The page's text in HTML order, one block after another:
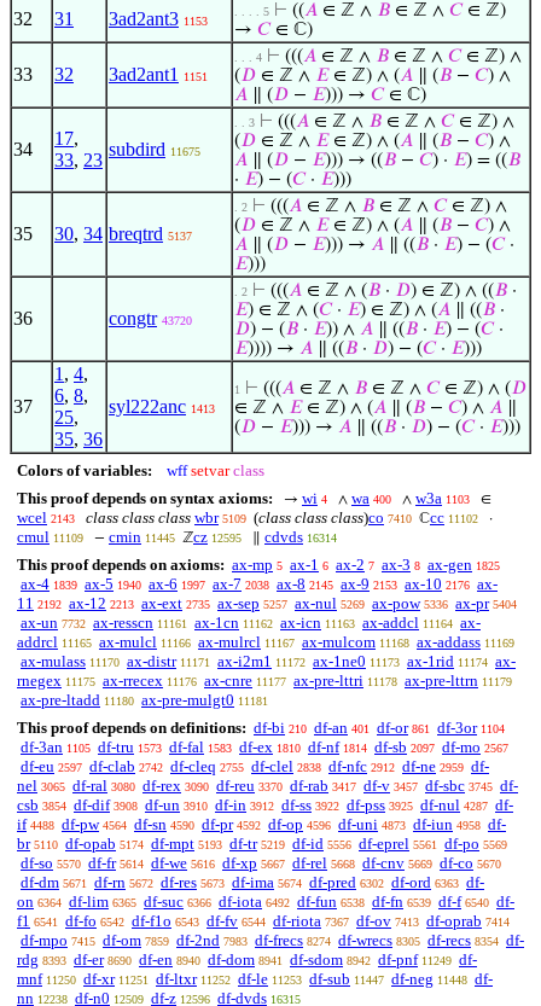
32 31 3ad2ant3 1153
. . . . 5 ⊢ ((𝐴 ∈ ℤ ∧ 𝐵 ∈ ℤ ∧ 𝐶∈ ℤ)
→ 𝐶∈ ℂ)
33 32 3ad2ant1 1151
. . . 4 ⊢ (((𝐴 ∈ ℤ ∧ 𝐵 ∈ ℤ ∧ 𝐶∈ ℤ) ∧
(𝐷 ∈ ℤ ∧ 𝐸∈ ℤ) ∧ (𝐴 ∥ (𝐵 − 𝐶) ∧
𝐴 ∥ (𝐷 − 𝐸))) → 𝐶∈ ℂ)
34
17,
33, 23
subdird 11675
. . 3 ⊢ (((𝐴 ∈ ℤ ∧ 𝐵 ∈ ℤ ∧ 𝐶∈ ℤ) ∧
(𝐷 ∈ ℤ ∧ 𝐸∈ ℤ) ∧ (𝐴 ∥ (𝐵 − 𝐶) ∧
𝐴 ∥ (𝐷 − 𝐸))) → ((𝐵 − 𝐶) · 𝐸) = ((𝐵
· 𝐸) − (𝐶· 𝐸)))
35 30, 34 breqtrd 5137
. 2 ⊢ (((𝐴 ∈ ℤ ∧ 𝐵 ∈ ℤ ∧ 𝐶∈ ℤ) ∧
(𝐷 ∈ ℤ ∧ 𝐸∈ ℤ) ∧ (𝐴 ∥ (𝐵 − 𝐶) ∧
𝐴 ∥ (𝐷 − 𝐸))) → 𝐴 ∥ ((𝐵 · 𝐸) − (𝐶·
𝐸)))
36 congtr 43720
. 2 ⊢ (((𝐴 ∈ ℤ ∧ (𝐵 · 𝐷) ∈ ℤ) ∧ ((𝐵 ·
𝐸) ∈ ℤ ∧ (𝐶· 𝐸) ∈ ℤ) ∧ (𝐴 ∥ ((𝐵 ·
𝐷) − (𝐵 · 𝐸)) ∧ 𝐴 ∥ ((𝐵 · 𝐸) − (𝐶·
𝐸)))) → 𝐴 ∥ ((𝐵 · 𝐷) − (𝐶· 𝐸)))
37
1 , 4,
6, 8,
25,
35, 36
syl222anc 1413
1 ⊢ (((𝐴 ∈ ℤ ∧ 𝐵 ∈ ℤ ∧ 𝐶∈ ℤ) ∧ (𝐷
∈ ℤ ∧ 𝐸∈ ℤ) ∧ (𝐴 ∥ (𝐵 − 𝐶) ∧ 𝐴
(𝐷 − 𝐸))) → 𝐴 ∥ ((𝐵 · 𝐷) − (𝐶· 𝐸)))
Colors of variables: wff setvar class
This proof depends on syntax axioms:
→ wi 4 ∧ wa 400 ∧ w3a 1103 ∈
wcel 2143 class class class wbr 5109 (class class class)co 7410 ℂcc 11102 ·
cmul 11109 − cmin 11445 ℤcz 12595 cdvds 16314
This proof depends on axioms: ax-mp 5 ax-1 6 ax-2 7 ax-3 8 ax-gen 1825
ax-4 1839 ax-5 1940 ax-6 1997 ax-7 2038 ax-8 2145 ax-9 2153 ax-10 2176 ax-
11 2192 ax-12 2213 ax-ext 2735 ax-sep 5257 ax-nul 5269 ax-pow 5336 ax-pr 5404
ax-un 7732 ax-resscn 11161 ax-1cn 11162 ax-icn 11163 ax-addcl 11164 ax-
addrcl 11165 ax-mulcl 11166 ax-mulrcl 11167 ax-mulcom 11168 ax-addass 11169
ax-mulass 11170 ax-distr 11171 ax-i2m1 11172 ax-1ne0 11173 ax-1rid 11174 ax-
rnegex 11175 ax-rrecex 11176 ax-cnre 11177 ax-pre-lttri 11178 ax-pre-lttrn 11179
ax-pre-ltadd 11180 ax-pre-mulgt0 11181
This proof depends on definitions: df-bi 210 df-an 401 df-or 861 df-3or 1104
df-3an 1105 df-tru 1573 df-fal 1583 df-ex 1810 df-nf 1814 df-sb 2097 df-mo 2567
df-eu 2597 df-clab 2742 df-cleq 2755 df-clel 2838 df-nfc 2912 df-ne 2959 df-
nel 3065 df-ral 3080 df-rex 3090 df-reu 3370 df-rab 3417 df-v 3457 df-sbc 3745 df-
csb 3854 df-dif 3908 df-un 3910 df-in 3912 df-ss 3922 df-pss 3925 df-nul 4287 df-
if 4488 df-pw 4564 df-sn 4590 df-pr 4592 df-op 4596 df-uni 4873 df-iun 4958 df-
br 5110 df-opab 5174 df-mpt 5193 df-tr 5219 df-id 5556 df-eprel 5561 df-po 5569
df-so 5570 df-fr 5614 df-we 5616 df-xp 5667 df-rel 5668 df-cnv 5669 df-co 5670
df-dm 5671 df-rn 5672 df-res 5673 df-ima 5674 df-pred 6302 df-ord 6363 df-
on 6364 df-lim 6365 df-suc 6366 df-iota 6492 df-fun 6538 df-fn 6539 df-f 6540 df-
f1 6541 df-fo 6542 df-f1o 6543 df-fv 6544 df-riota 7367 df-ov 7413 df-oprab 7414
df-mpo 7415 df-om 7859 df-2nd 7983 df-frecs 8274 df-wrecs 8305 df-recs 8354 df-
rdg 8393 df-er 8690 df-en 8940 df-dom 8941 df-sdom 8942 df-pnf 11249 df-
mnf 11250 df-xr 11251 df-ltxr 11252 df-le 11253 df-sub 11447 df-neg 11448 df-
nn 12238 df-n0 12509 df-z 12596 df-dvds 16315